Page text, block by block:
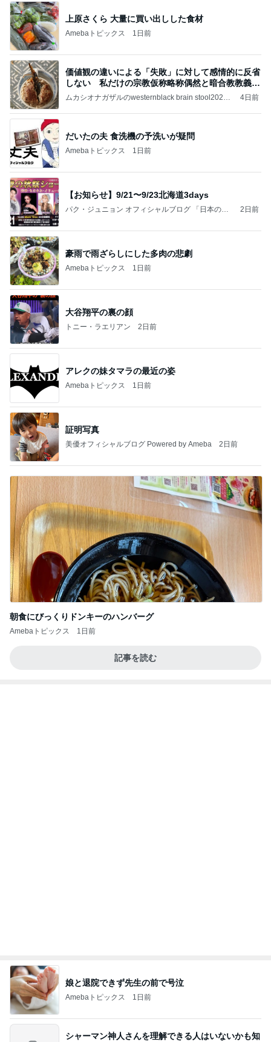
上原さくら 大量に買い出しした食材
Amebaトピックス 1日前
価値観の違いによる「失敗」に対して感情的に反省
しない 私だけの宗教仮称略称偶然と暗合教教義候
補
ムカシオナガザルのwesternblack brain stool2024
ガザル
4日前
だいたの夫 食洗機の予洗いが疑問
Amebaトピックス 1日前
【お知らせ】9/21〜9/23北海道3days
パク・ジュニョン オフィシャルブログ 「日本の
2日前
豪雨で雨ざらしにした多肉の悲劇
Amebaトピックス 1日前
大谷翔平の裏の顔
トニー・ラエリアン 2日前
アレクの妹タマラの最近の姿
Amebaトピックス 1日前
証明写真
美優オフィシャルブログ Powered by Ameba 2日前
朝食にびっくりドンキーのハンバーグ
Amebaトピックス 1日前
記事を読む
娘と退院できず先生の前で号泣
Amebaトピックス 1日前
シャーマン神人さんを理解できる人はいないかも知